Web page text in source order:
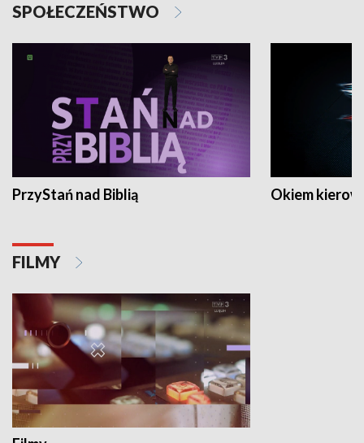
SPOŁECZEŃSTWO
PrzyStań nad Biblią Okiem
FILMY